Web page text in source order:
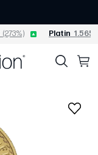
(2,73%) Platin